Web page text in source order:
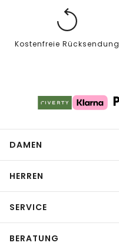
Kostenfreie Rücksendung
DAMEN
HERREN
SERVICE
BERATUNG